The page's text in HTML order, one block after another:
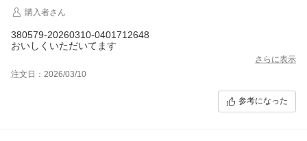
購入者さん
380579-20260310-0401712648
おいしくいただいてます
さらに表示
注文日：2026/03/10
参考になった